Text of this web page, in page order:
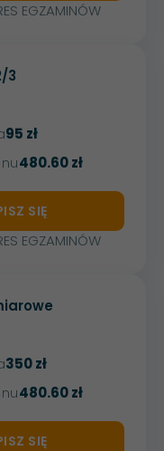
EGZAMINÓW
3
95 zł
480.60 zł
SIĘ
EGZAMINÓW
350 zł
480.60 zł
SIĘ